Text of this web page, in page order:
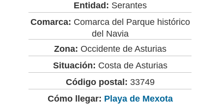
Entidad: Serantes
Comarca: Comarca del Parque histórico
del Navia
Zona: Occidente de Asturias
Situación: Costa de Asturias
Código postal: 33749
Cómo llegar: Playa de Mexota